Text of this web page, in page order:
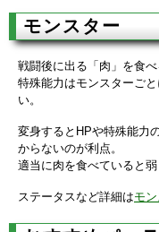
モンスター
戦闘後に出る「肉」を食
特殊能力はモンスターご
い。
変身するとHPや特殊能力
からないのが利点。
適当に肉を食べていると
ステータスなど詳細はモ